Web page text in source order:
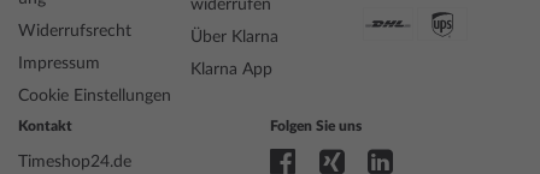
Hersteller Artikel-Nr.
SUR525P1
Style
Klassisch
Artikel-Gewicht
Anzeige
Antrieb
Batterie (Quarz)
Widerrufsrecht
Impressum
Cookie Einstellungen
widerrufen
Über Klarna
Klarna App
Kontakt
Timeshop24.de
Folgen Sie uns